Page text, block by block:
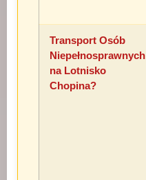
Transport Osób
Niepełnosprawnych
na Lotnisko
Chopina?